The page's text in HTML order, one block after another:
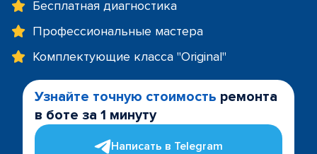
Бесплатная диагностика
Профессиональные мастера
Комплектующие класса "Original"
Узнайте точную стоимость ремонта
в боте за 1 минуту
Написать в Telegram